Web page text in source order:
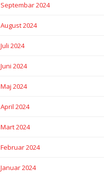
Septembar 2024
August 2024
Juli 2024
Juni 2024
Maj 2024
April 2024
Mart 2024
Februar 2024
Januar 2024